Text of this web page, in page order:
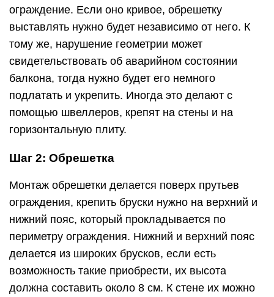
ограждение. Если оно кривое, обрешетку
выставлять нужно будет независимо от него. К
тому же, нарушение геометрии может
свидетельствовать об аварийном состоянии
балкона, тогда нужно будет его немного
подлатать и укрепить. Иногда это делают с
помощью швеллеров, крепят на стены и на
горизонтальную плиту.
Шаг 2: Обрешетка
Монтаж обрешетки делается поверх прутьев
ограждения, крепить бруски нужно на верхний и
нижний пояс, который прокладывается по
периметру ограждения. Нижний и верхний пояс
делается из широких брусков, если есть
возможность такие приобрести, их высота
должна составить около 8 см. К стене их можно